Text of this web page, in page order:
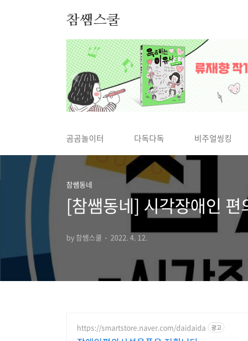
참쌤스쿨
◀
곰곰놀이터 다독다독 비주얼씽킹
참쌤동네
[참쌤동네] 시각장애인
by 참쌤스쿨 2022. 4. 12.
https://smartstore.naver.com/daidaida 광고